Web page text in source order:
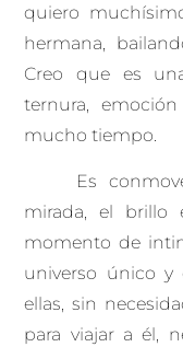
quiero
hermana,
Creo que es
ternura,
mucho tiempo.
Es
mirada, el brillo
momento de
universo único y
ellas, sin
para viajar a él,